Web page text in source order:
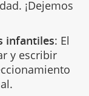
¡Dejemos
infantiles: El
y escribir